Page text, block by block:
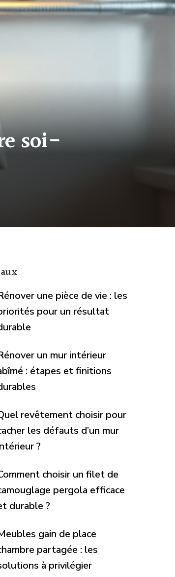
soi-
une pièce de vie : les
pour un résultat
un mur intérieur
: étapes et finitions
revêtement choisir pour
les défauts d’un mur
?
choisir un filet de
pergola efficace
durable ?
gain de place
partagée : les
à privilégier